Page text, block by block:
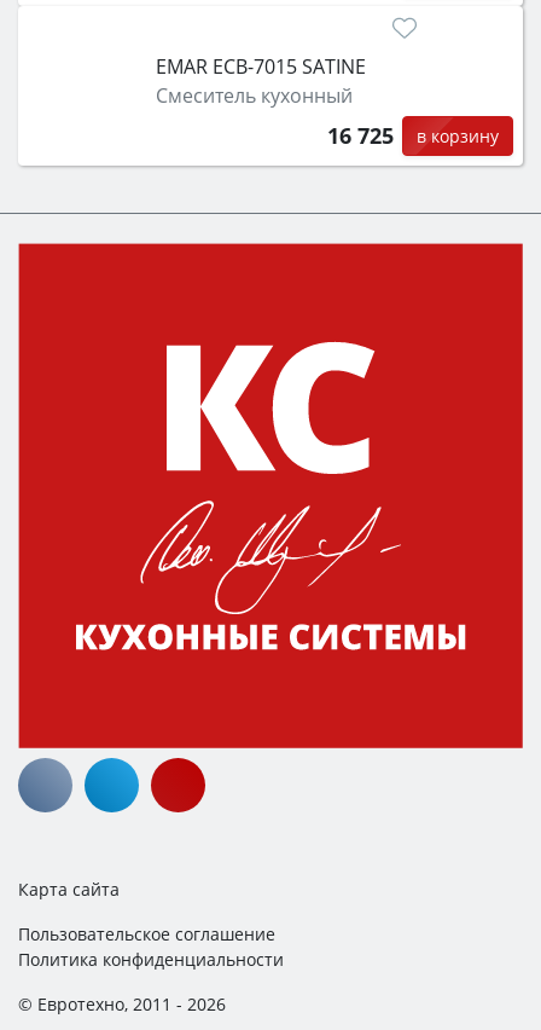
EMAR ЕСB-7015 SATINE
Смеситель кухонный
16 725 в корзину
Карта сайта
Пользовательское соглашение
Политика конфиденциальности
© Евротехно, 2011 - 2026